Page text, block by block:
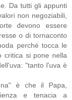
Da tutti gli appunti
non negoziabili,
devono essere
o di tornaconto
perché tocca le
critica si pone nella
"tanto l'uva è
è che il Papa,
e tenacia a